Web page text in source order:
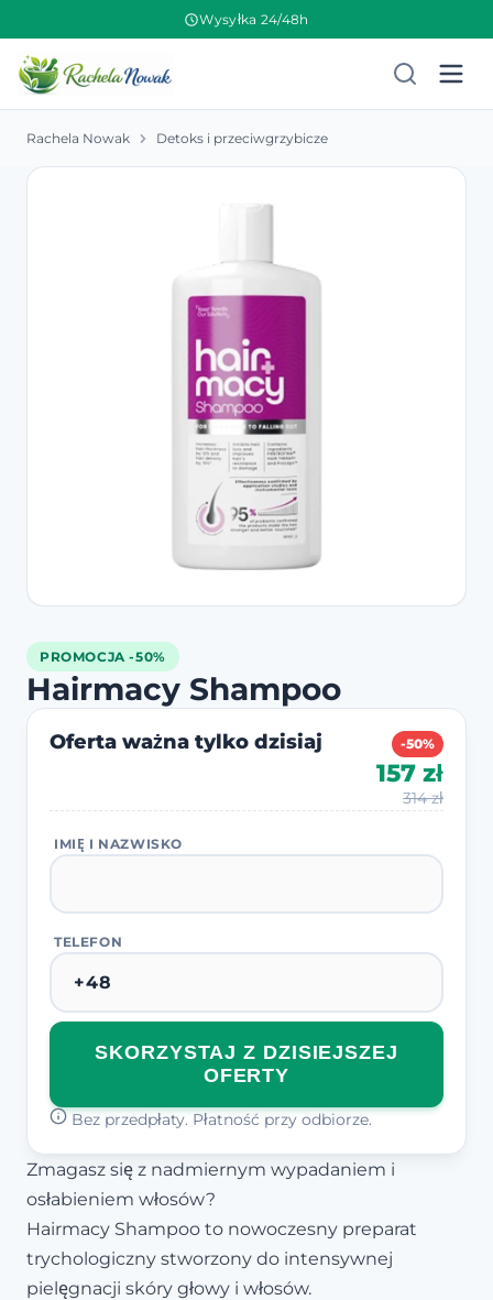
Wysyłka 24/48h
Rachela Nowak Detoks i przeciwgrzybicze
PROMOCJA -50%
Hairmacy Shampoo
Oferta ważna tylko dzisiaj -50%
157 zł
314 zł
IMIĘ I NAZWISKO
TELEFON
SKORZYSTAJ Z DZISIEJSZEJ
OFERTY
Bez przedpłaty. Płatność przy odbiorze.
Zmagasz się z nadmiernym wypadaniem i
osłabieniem włosów?
Hairmacy Shampoo to nowoczesny preparat
trychologiczny stworzony do intensywnej
pielęgnacji skóry głowy i włosów.